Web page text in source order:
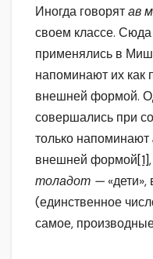
Иногда говорятав
своем классе. Сюда
применялись в
напоминают их как
внешней формой.
совершались при
только напоминают
внешней формой[1]
толадот —
(единственное
самое,